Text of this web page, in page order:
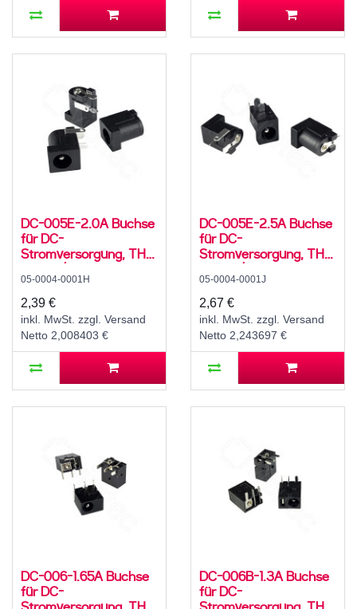
DC-005E-2.0A Buchse
für DC-
Stromversorgung, THT,
für 5,5 / 2,1 mm
Hohlstecker, 24 V, 5 A,
90°, -25..80 °C
05-0004-0001H
2,39 €
inkl. MwSt. zzgl. Versand
Netto 2,008403 €
DC-005E-2.5A Buchse
für DC-
Stromversorgung, THT,
für 5,5 / 2,5 mm
Hohlstecker, 24 V, 5 A,
90°, -25..80 °C
05-0004-0001J
2,67 €
inkl. MwSt. zzgl. Versand
Netto 2,243697 €
DC-006-1.65A Buchse
für DC-
DC-006B-1.3A Buchse
für DC-